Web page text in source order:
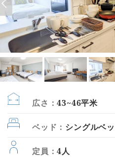
広さ：43~46平米
ベッド： シングルベ
定員：4人